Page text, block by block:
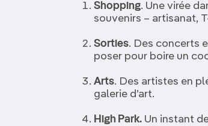
Shopping. Une virée
souvenirs – artisanat,
Sorties. Des concerts
poser pour boire un
Arts. Des artistes en
galerie d’art.
High Park. Un instant